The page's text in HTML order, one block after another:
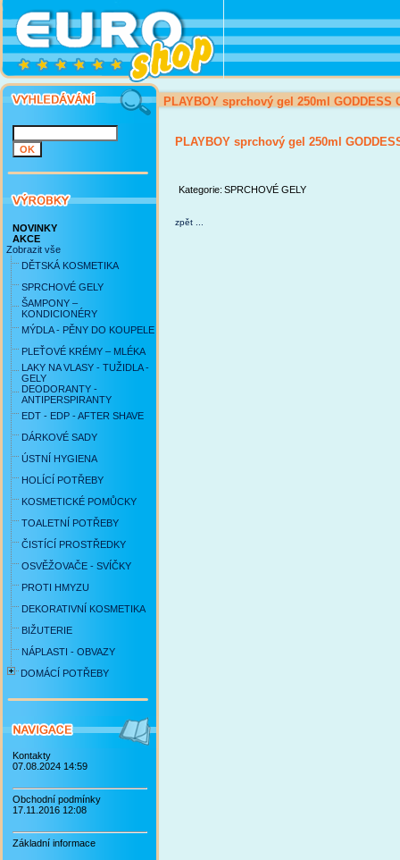
NOVINKY
AKCE
Zobrazit vše
DĚTSKÁ KOSMETIKA
SPRCHOVÉ GELY
ŠAMPONY –
KONDICIONÉRY
MÝDLA - PĚNY DO KOUPELE
PLEŤOVÉ KRÉMY – MLÉKA
LAKY NA VLASY - TUŽIDLA -
GELY
DEODORANTY -
ANTIPERSPIRANTY
EDT - EDP - AFTER SHAVE
DÁRKOVÉ SADY
ÚSTNÍ HYGIENA
HOLÍCÍ POTŘEBY
KOSMETICKÉ POMŮCKY
TOALETNÍ POTŘEBY
ČISTÍCÍ PROSTŘEDKY
OSVĚŽOVAČE - SVÍČKY
PROTI HMYZU
DEKORATIVNÍ KOSMETIKA
BIŽUTERIE
NÁPLASTI - OBVAZY
DOMÁCÍ POTŘEBY
Kontakty
07.08.2024 14:59
Obchodní podmínky
17.11.2016 12:08
Základní informace
PLAYBOY sprchový gel 250ml GODDESS
PLAYBOY sprchový gel 250ml
Kategorie: SPRCHOVÉ GELY
zpět ...